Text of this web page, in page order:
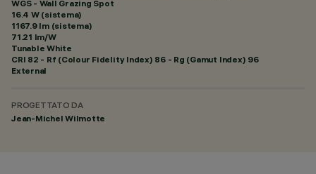
WGS - Wall Grazing Spot
16.4 W (sistema)
1167.9 lm (sistema)
71.21 lm/W
Tunable White
CRI 82 - Rf (Colour Fidelity Index) 86 - Rg (Gamut Index) 96
External
PROGETTATO DA
Jean-Michel Wilmotte